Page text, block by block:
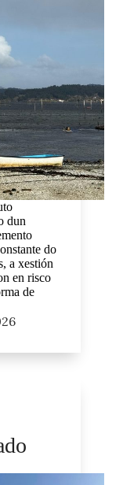
dun
do
a xestión
en risco
de